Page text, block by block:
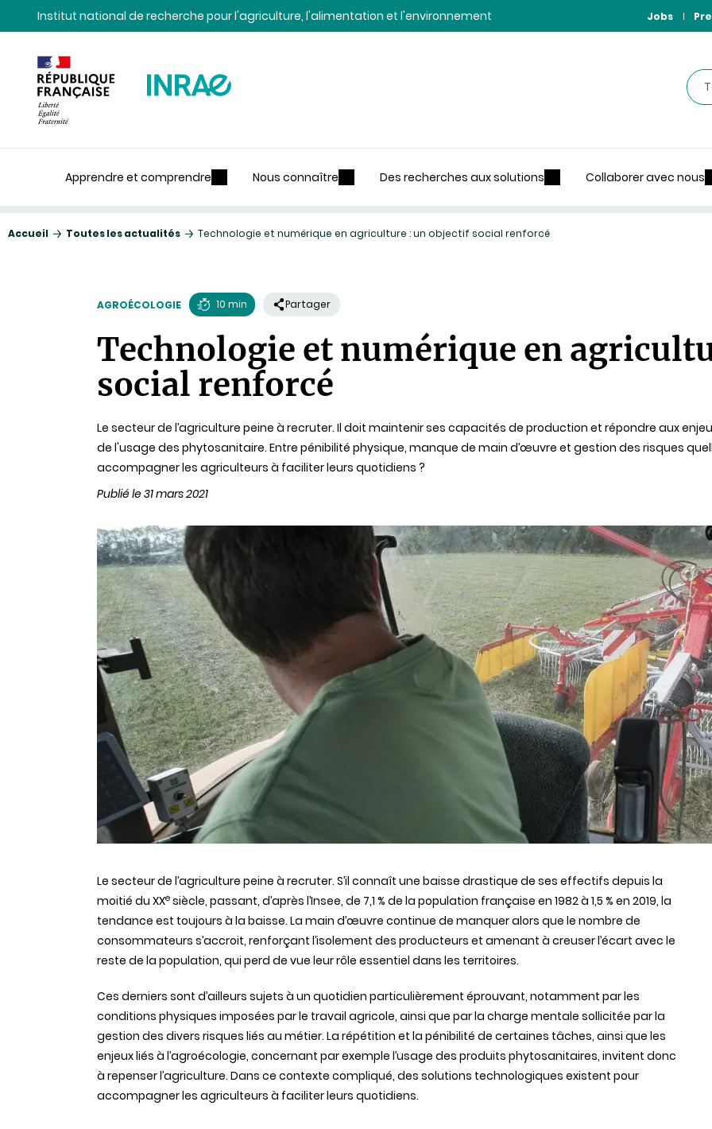
Contenu
Recherche
NavigationInstitut national de recherche pour l'agriculture, l'alimentation et l'environnement Jobs
Apprendre et comprendre Nous connaître Des recherches aux solutions Collaborer avec nous
Accueil Toutes les actualités Technologie et numérique en agriculture : un objectif social renforcé
AGROÉCOLOGIE
de
10 min Partager
Technologie et numérique en
social renforcé
Le secteur de l’agriculture peine à recruter. Il doit maintenir ses capacités de production et répondre aux
de l'usage des phytosanitaire. Entre pénibilité physique, manque de main d’œuvre et gestion des risques
accompagner les agriculteurs à faciliter leurs quotidiens ?
Publié le 31 mars 2021
Le secteur de l’agriculture peine à recruter. S’il connaît une baisse drastique de ses effectifs depuis la
moitié du XXe siècle, passant, d’après l’Insee, de 7,1 % de la population française en 1982 à 1,5 % en 2019, la
tendance est toujours à la baisse. La main d’œuvre continue de manquer alors que le nombre de
consommateurs s’accroit, renforçant l’isolement des producteurs et amenant à creuser l’écart avec le
reste de la population, qui perd de vue leur rôle essentiel dans les territoires.
Ces derniers sont d’ailleurs sujets à un quotidien particulièrement éprouvant, notamment par les
conditions physiques imposées par le travail agricole, ainsi que par la charge mentale sollicitée par la
gestion des divers risques liés au métier. La répétition et la pénibilité de certaines tâches, ainsi que les
enjeux liés à l’agroécologie, concernant par exemple l’usage des produits phytosanitaires, invitent donc
à repenser l’agriculture. Dans ce contexte compliqué, des solutions technologiques existent pour
accompagner les agriculteurs à faciliter leurs quotidiens.